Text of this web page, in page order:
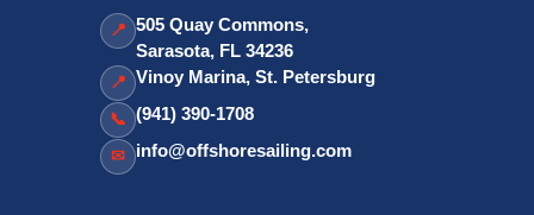
📍 505 Quay Commons,
Sarasota, FL 34236
📍 Vinoy Marina, St. Petersburg
📞 (941) 390-1708
✉ info@offshoresailing.com